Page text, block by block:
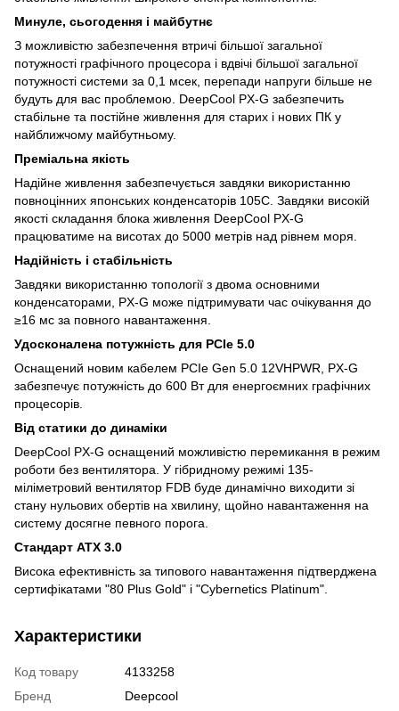
Минуле, сьогодення і майбутнє
З можливістю забезпечення втричі більшої загальної
потужності графічного процесора і вдвічі більшої загальної
потужності системи за 0,1 мсек, перепади напруги більше не
будуть для вас проблемою. DeepCool PX-G забезпечить
стабільне та постійне живлення для старих і нових ПК у
найближчому майбутньому.
Преміальна якість
Надійне живлення забезпечується завдяки використанню
повноцінних японських конденсаторів 105C. Завдяки високій
якості складання блока живлення DeepCool PX-G
працюватиме на висотах до 5000 метрів над рівнем моря.
Надійність і стабільність
Завдяки використанню топології з двома основними
конденсаторами, PX-G може підтримувати час очікування до
≥16 мс за повного навантаження.
Удосконалена потужність для PCIe 5.0
Оснащений новим кабелем PCIe Gen 5.0 12VHPWR, PX-G
забезпечує потужність до 600 Вт для енергоємних графічних
процесорів.
Від статики до динаміки
DeepCool PX-G оснащений можливістю перемикання в режим
роботи без вентилятора. У гібридному режимі 135-
міліметровий вентилятор FDB буде динамічно виходити зі
стану нульових обертів на хвилину, щойно навантаження на
систему досягне певного порога.
Стандарт ATX 3.0
Висока ефективність за типового навантаження підтверджена
сертифікатами "80 Plus Gold" і "Cybernetics Platinum".
Характеристики
Код товару
4133258
Бренд
Deepcool